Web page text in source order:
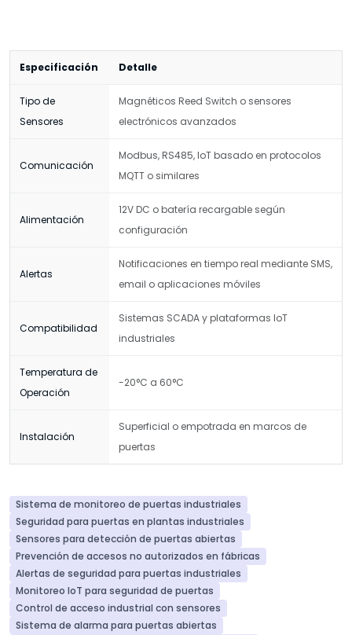
Especificación Detalle
Tipo de
Sensores
Magnéticos Reed Switch o sensores
electrónicos avanzados
Comunicación
Modbus, RS485, IoT basado en protocolos
MQTT o similares
Alimentación
12V DC o batería recargable según
configuración
Alertas
Notificaciones en tiempo real mediante SMS,
email o aplicaciones móviles
Compatibilidad
Sistemas SCADA y plataformas IoT
industriales
Temperatura de
Operación
-20°C a 60°C
Instalación
Superficial o empotrada en marcos de
puertas
Sistema de monitoreo de puertas industriales
Seguridad para puertas en plantas industriales
Sensores para detección de puertas abiertas
Prevención de accesos no autorizados en fábricas
Alertas de seguridad para puertas industriales
Monitoreo IoT para seguridad de puertas
Control de acceso industrial con sensores
Sistema de alarma para puertas abiertas